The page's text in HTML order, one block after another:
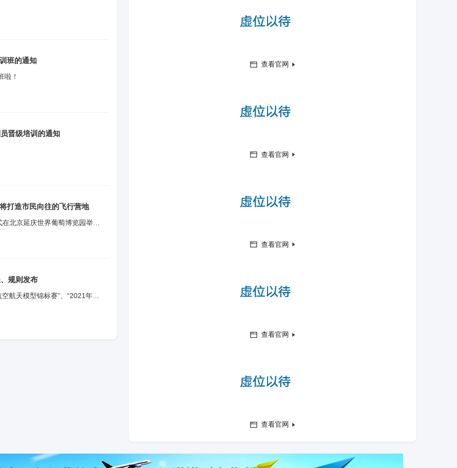
班的通知
啦！
晋级培训的通知
打造市民向往的飞行营地
北京延庆世界葡萄博览园举
日渐成熟。 “今后，我
规则发布
航天模型锦标赛”、“2021年全
模型
查看官网
查看官网
查看官网
查看官网
查看官网